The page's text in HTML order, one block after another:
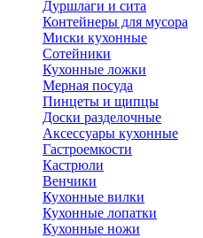
Дуршлаги и сита
Контейнеры для мусора
Миски кухонные
Сотейники
Кухонные ложки
Мерная посуда
Пинцеты и щипцы
Доски разделочные
Аксессуары кухонные
Гастроемкости
Кастрюли
Венчики
Кухонные вилки
Кухонные лопатки
Кухонные ножи